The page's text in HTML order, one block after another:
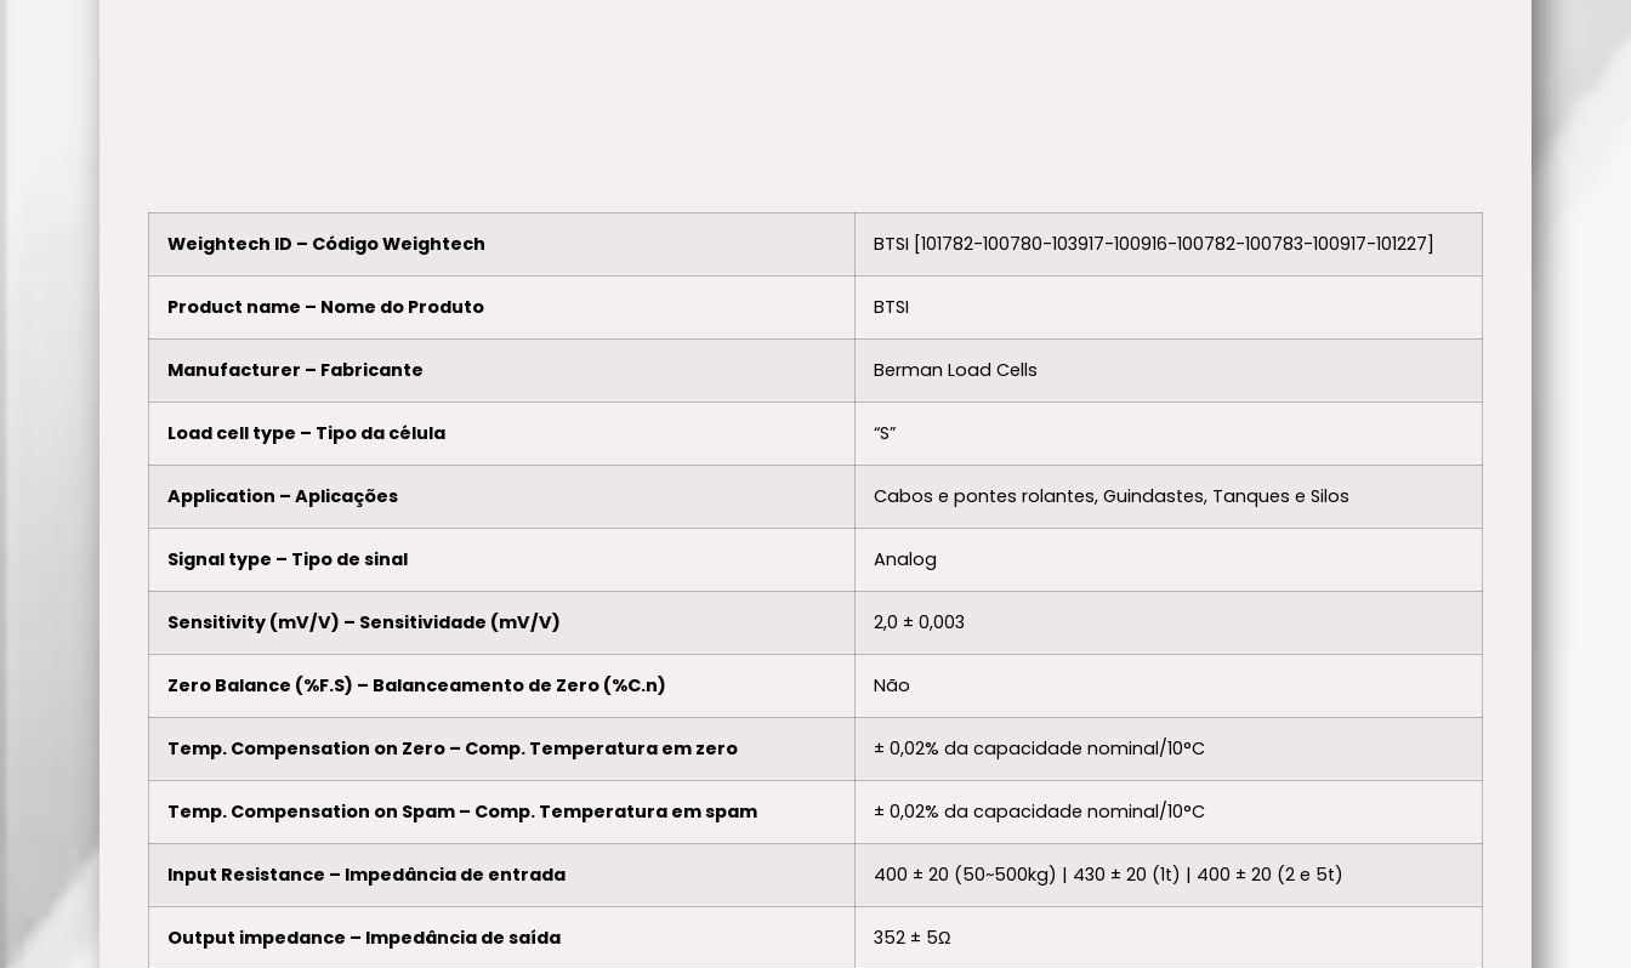
Weightech ID – Código Weightech BTSI [101782-100780-103917-100916-100782-100783-100917-101227]
Product name – Nome do Produto BTSI
Manufacturer – Fabricante Berman Load Cells
Load cell type – Tipo da célula “S”
Application – Aplicações Cabos e pontes rolantes, Guindastes, Tanques e Silos
Signal type – Tipo de sinal Analog
Sensitivity (mV/V) – Sensitividade (mV/V) 2,0 ± 0,003
Zero Balance (%F.S) – Balanceamento de Zero (%C.n) Não
Temp. Compensation on Zero – Comp. Temperatura em zero ± 0,02% da capacidade nominal/10°C
Temp. Compensation on Spam – Comp. Temperatura em spam ± 0,02% da capacidade nominal/10°C
Input Resistance – Impedância de entrada 400 ± 20 (50~500kg) | 430 ± 20 (1t) | 400 ± 20 (2 e 5t)
Output impedance – Impedância de saída 352 ± 5Ω